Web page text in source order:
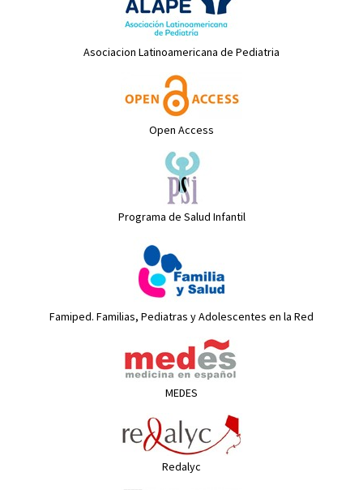
Asociacion Latinoamericana de Pediatria
Open Access
Programa de Salud Infantil
Famiped. Familias, Pediatras y Adolescentes en la Red
MEDES
Redalyc